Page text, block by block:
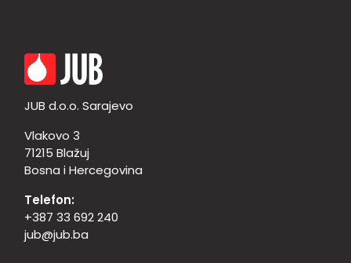
JUB d.o.o. Sarajevo
Vlakovo 3
71215 Blažuj
Bosna i Hercegovina
Telefon:
+387 33 692 240
jub@jub.ba